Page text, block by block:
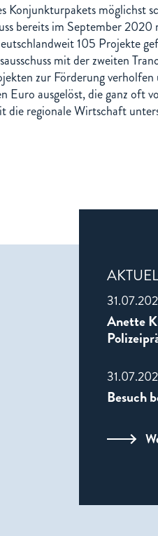
Konjunkturpakets möglichst
bereits im September
105 Projekte
mit der zweiten
zur Förderung
Euro ausgelöst, die ganz oft
die regionale Wirtschaft
Anette
Besuch